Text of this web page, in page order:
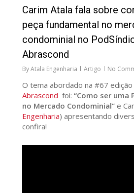
Carim Atala fala sobre
peça fundamental no
condominial no
Abrascond
ByAtala Engenharia Artigo No
O tema abordado na #67 edição
Abrascond foi: “Como ser uma
no Mercado Condominial”e
Engenharia) apresentando
confira!